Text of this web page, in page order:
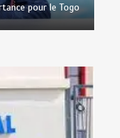
pour le Togo